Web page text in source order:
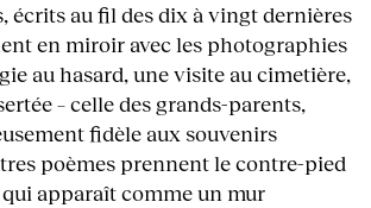
écrits au fil des dix à vingt dernières
en miroir avec les photographies
au hasard, une visite au cimetière,
– celle des grands-parents,
fidèle aux souvenirs
poèmes prennent le contre-pied
qui apparaît comme un mur